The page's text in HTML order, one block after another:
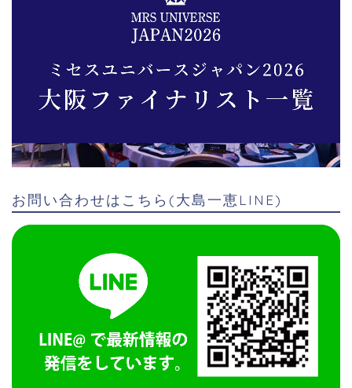
お問い合わせはこちら(大島一恵LINE)